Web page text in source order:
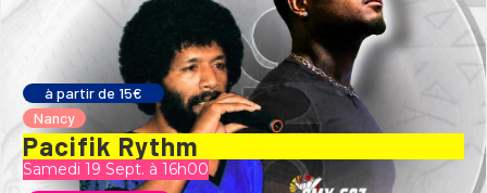
à partir de 15€
Nancy
Pacifik Rythm
Samedi 19 Sept. à 16h00